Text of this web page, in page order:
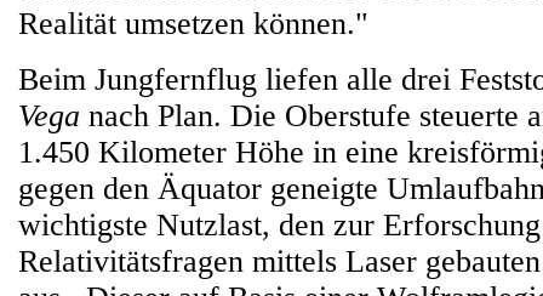
Realität umsetzen können."
Beim Jungfernflug liefen alle drei
Vega nach Plan. Die Oberstufe steuerte
1.450 Kilometer Höhe in eine
gegen den Äquator geneigte
wichtigste Nutzlast, den zur
Relativitätsfragen mittels Laser